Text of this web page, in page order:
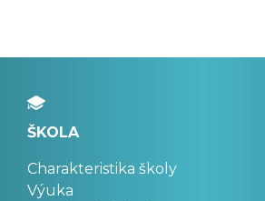
ŠKOLA
Charakteristika školy
Výuka